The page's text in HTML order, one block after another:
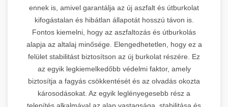
ennek is, amivel garantálja az új aszfalt és útburkolat
kifogástalan és hibátlan állapotát hosszú távon is.
Fontos kiemelni, hogy az aszfaltozás és útburkolás
alapja az altalaj minősége. Elengedhetetlen, hogy ez a
felület stabilitást biztosítson az új burkolat részére. Ez
az egyik legkiemelkedőbb védelmi faktor, amely
biztosítja a fagyás csökkentését és az olvadás okozta
károsodásokat. Az egyik leglényegesebb rész a
telepítés alkalmával az alap vastagsága, stabilitása és